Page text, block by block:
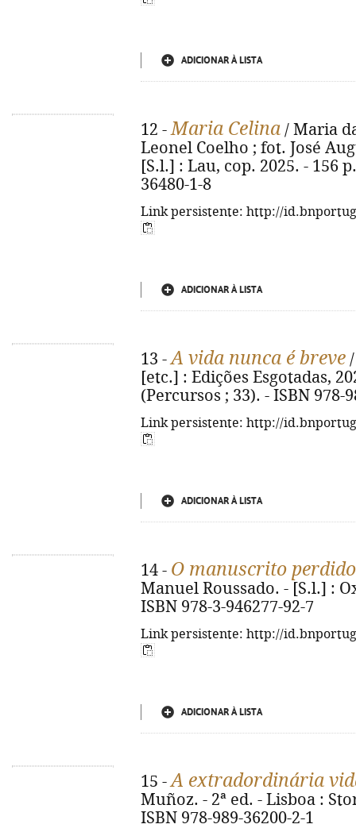
ADICIONAR À LISTA
12 -Maria Celina / Maria
Leonel Coelho ; fot. José
[S.l.] : Lau, cop. 2025. - 156
36480-1-8
Link persistente: http://
ADICIONAR À LISTA
13 -A vida nunca é breve
[etc.] : Edições Esgotadas,
(Percursos ; 33). - ISBN 978-
Link persistente: http://
ADICIONAR À LISTA
14 - O manuscrito
Manuel Roussado. - [S.l.] :
ISBN 978-3-946277-92-7
Link persistente: http://
ADICIONAR À LISTA
15 -A extradordinária
Muñoz. - 2ª ed. - Lisboa :
ISBN 978-989-36200-2-1